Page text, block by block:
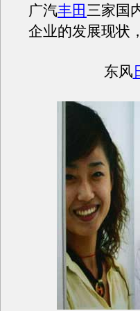
广汽丰田三家国
企业的发展现状
东风